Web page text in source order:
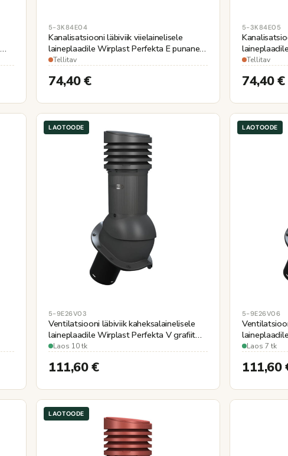
5-3K84E04
Kanalisatsiooni läbiviik viielainelisele
laineplaadile Wirplast Perfekta E punane
Ø110mm
Tellitav
74,40€
5-3K84E05
Ø110mm
Tellitav
74,40€
LAOTOODE
5-9E26V03
Ventilatsiooni läbiviik kaheksalainelisele
laineplaadile Wirplast Perfekta V grafiit
Ø125mm, soojustatud
Laos 10 tk
111,60€
LAOTOODE
5-9E26V06
Ø125mm,
Laos 7 tk
111,60
LAOTOODE